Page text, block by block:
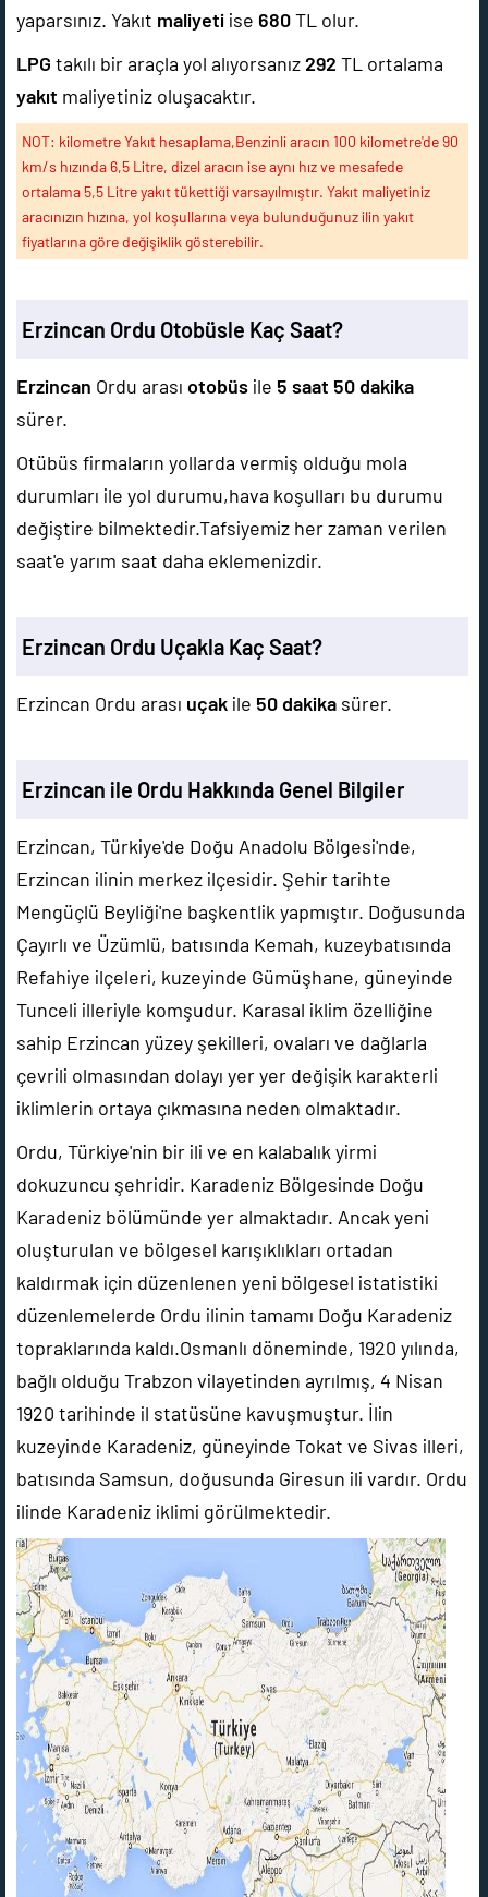
yaparsınız. Yakıt maliyeti ise 680TL olur.
LPG takılı bir araçla yol alıyorsanız292 TL ortalama
yakıt maliyetiniz oluşacaktır.
NOT: kilometre Yakıt hesaplama,Benzinli aracın 100 kilometre'de 90
km/s hızında 6,5 Litre, dizel aracın ise aynı hız ve mesafede
ortalama 5,5 Litre yakıt tükettiği varsayılmıştır. Yakıt maliyetiniz
aracınızın hızına, yol koşullarına veya bulunduğunuz ilin yakıt
fiyatlarına göre değişiklik gösterebilir.
Erzincan Ordu Otobüsle Kaç Saat?
Erzincan Ordu arası otobüs ile 5 saat 50 dakika
sürer.
Otübüs firmaların yollarda vermiş olduğu mola
durumları ile yol durumu,hava koşulları bu durumu
değiştire bilmektedir.Tafsiyemiz her zaman verilen
saat'e yarım saat daha eklemenizdir.
Erzincan Ordu Uçakla Kaç Saat?
Erzincan Ordu arası uçak ile 50 dakika sürer.
Erzincan ile Ordu Hakkında Genel Bilgiler
Erzincan, Türkiye'de Doğu Anadolu Bölgesi'nde,
Erzincan ilinin merkez ilçesidir. Şehir tarihte
Mengüçlü Beyliği'ne başkentlik yapmıştır. Doğusunda
Çayırlı ve Üzümlü, batısında Kemah, kuzeybatısında
Refahiye ilçeleri, kuzeyinde Gümüşhane, güneyinde
Tunceli illeriyle komşudur. Karasal iklim özelliğine
sahip Erzincan yüzey şekilleri, ovaları ve dağlarla
çevrili olmasından dolayı yer yer değişik karakterli
iklimlerin ortaya çıkmasına neden olmaktadır.
Ordu, Türkiye'nin bir ili ve en kalabalık yirmi
dokuzuncu şehridir. Karadeniz Bölgesinde Doğu
Karadeniz bölümünde yer almaktadır. Ancak yeni
oluşturulan ve bölgesel karışıklıkları ortadan
kaldırmak için düzenlenen yeni bölgesel istatistiki
düzenlemelerde Ordu ilinin tamamı Doğu Karadeniz
topraklarında kaldı.Osmanlı döneminde, 1920 yılında,
bağlı olduğu Trabzon vilayetinden ayrılmış, 4 Nisan
1920 tarihinde il statüsüne kavuşmuştur. İlin
kuzeyinde Karadeniz, güneyinde Tokat ve Sivas illeri,
batısında Samsun, doğusunda Giresun ili vardır. Ordu
ilinde Karadeniz iklimi görülmektedir.